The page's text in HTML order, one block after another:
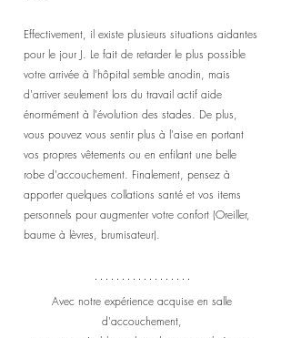
Effectivement, il existe plusieurs situations aidantes
pour le jour J. Le fait de retarder le plus possible
votre arrivée à l'hôpital semble anodin, mais
d'arriver seulement lors du travail actif aide
énormément à l'évolution des stades. De plus,
vous pouvez vous sentir plus à l'aise en portant
vos propres vêtements ou en enfilant une belle
robe d'accouchement. Finalement, pensez à
apporter quelques collations santé et vos items
personnels pour augmenter votre confort (Oreiller,
baume à lèvres, brumisateur).
Avec notre expérience acquise en salle
d'accouchement,